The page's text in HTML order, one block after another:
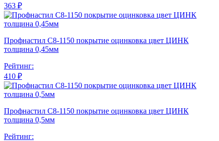
363 ₽
Профнастил С8-1150 покрытие оцинковка цвет ЦИНК
толщина 0,45мм
Рейтинг:
410 ₽
Профнастил С8-1150 покрытие оцинковка цвет ЦИНК
толщина 0,5мм
Рейтинг: